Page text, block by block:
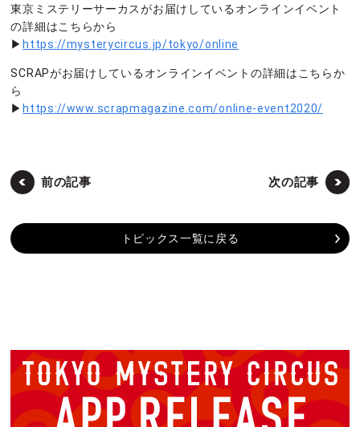
東京ミステリーサーカスがお届けしているオンラインイベント
の詳細はこちらから
▶ https://mysterycircus.jp/tokyo/online
SCRAPがお届けしているオンラインイベントの詳細はこちらか
ら
▶ https://www.scrapmagazine.com/online-event2020/
前の記事 次の記事
トピックス一覧に戻る